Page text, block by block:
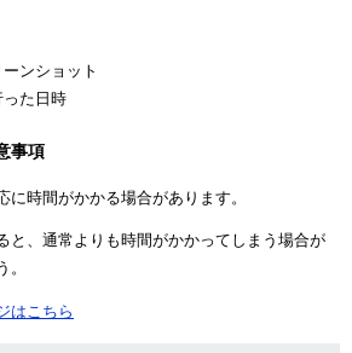
ンショット
た日時
事項
時間がかかる場合があります。
と、通常よりも時間がかかってしまう場合が
はこちら